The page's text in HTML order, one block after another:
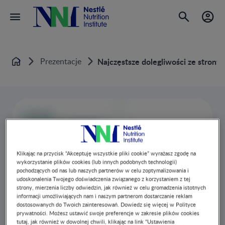
Home Prezentacje Najczęstsze dolegliwości ze
Register to Download
Klikając na przycisk “Akceptuję wszystkie pliki cookie” wyrażasz zgodę na
wykorzystanie plików cookies (lub innych podobnych technologii)
pochodzących od nas lub naszych partnerów w celu zoptymalizowania i
udoskonalenia Twojego doświadczenia związanego z korzystaniem z tej
strony, mierzenia liczby odwiedzin, jak również w celu gromadzenia istotnych
informacji umożliwiających nam i naszym partnerom dostarczanie reklam
dostosowanych do Twoich zainteresowań. Dowiedz się więcej w Polityce
prywatności. Możesz ustawić swoje preferencje w zakresie plików cookies
tutaj, jak również w dowolnej chwili, klikając na link "Ustawienia